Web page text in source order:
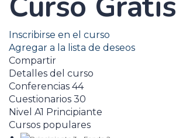
Inscribirse en el curso
Agregar a la lista de deseos
Compartir
Detalles del curso
Conferencias 44
Cuestionarios 30
Nivel A1 Principiante
Cursos populares